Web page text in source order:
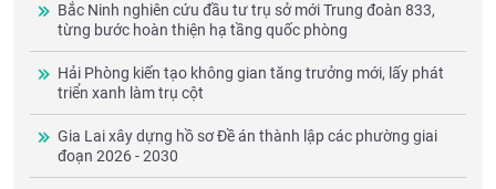
Bắc Ninh nghiên cứu đầu tư trụ sở mới Trung đoàn 833,
từng bước hoàn thiện hạ tầng quốc phòng
Hải Phòng kiến tạo không gian tăng trưởng mới, lấy phát
triển xanh làm trụ cột
Gia Lai xây dựng hồ sơ Đề án thành lập các phường giai
đoạn 2026 - 2030